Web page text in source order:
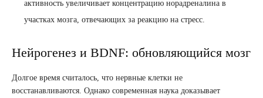
активность увеличивает концентрацию норадреналина в
участках мозга, отвечающих за реакцию на стресс.
Нейрогенез и BDNF: обновляющийся мозг
Долгое время считалось, что нервные клетки не
восстанавливаются. Однако современная наука доказывает